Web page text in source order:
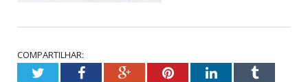
COMPARTILHAR:
TwitterFacebookGoogle+PinterestLinkedInTumblr